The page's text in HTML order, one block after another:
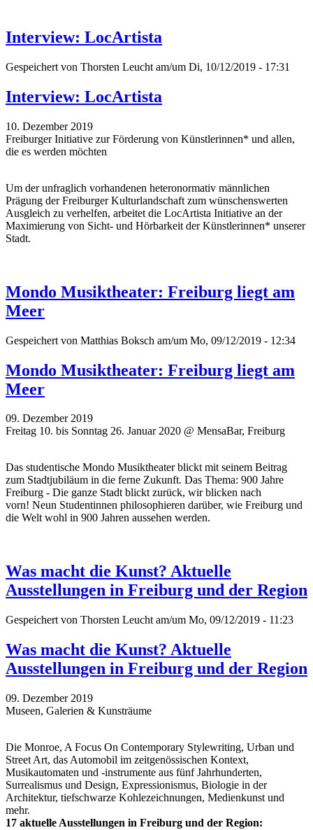
Interview: LocArtista
Gespeichert von Thorsten Leucht am/um Di, 10/12/2019 - 17:31
Interview: LocArtista
10. Dezember 2019
Freiburger Initiative zur Förderung von Künstlerinnen* und allen,
die es werden möchten
Um der unfraglich vorhandenen heteronormativ männlichen
Prägung der Freiburger Kulturlandschaft zum wünschenswerten
Ausgleich zu verhelfen, arbeitet die LocArtista Initiative an der
Maximierung von Sicht- und Hörbarkeit der Künstlerinnen* unserer
Stadt.
Mondo Musiktheater: Freiburg liegt am
Meer
Gespeichert von Matthias Boksch am/um Mo, 09/12/2019 - 12:34
Mondo Musiktheater: Freiburg liegt am
Meer
09. Dezember 2019
Freitag 10. bis Sonntag 26. Januar 2020 @ MensaBar, Freiburg
Das studentische Mondo Musiktheater blickt mit seinem Beitrag
zum Stadtjubiläum in die ferne Zukunft. Das Thema: 900 Jahre
Freiburg - Die ganze Stadt blickt zurück, wir blicken nach
vorn! Neun Studentinnen philosophieren darüber, wie Freiburg und
die Welt wohl in 900 Jahren aussehen werden.
Was macht die Kunst? Aktuelle
Ausstellungen in Freiburg und der Region
Gespeichert von Thorsten Leucht am/um Mo, 09/12/2019 - 11:23
Was macht die Kunst? Aktuelle
Ausstellungen in Freiburg und der Region
09. Dezember 2019
Museen, Galerien & Kunsträume
Die Monroe, A Focus On Contemporary Stylewriting, Urban und
Street Art, das Automobil im zeitgenössischen Kontext,
Musikautomaten und -instrumente aus fünf Jahrhunderten,
Surrealismus und Design, Expressionismus, Biologie in der
Architektur, tiefschwarze Kohlezeichnungen, Medienkunst und
mehr.
17 aktuelle Ausstellungen in Freiburg und der Region: